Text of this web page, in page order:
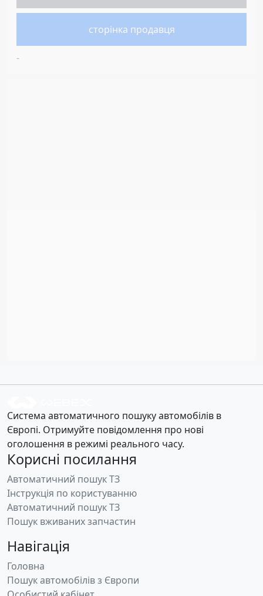
сторінка продавця
-
Система автоматичного пошуку автомобілів в
Європі. Отримуйте повідомлення про нові
оголошення в режимі реального часу.
Корисні посилання
Автоматичний пошук ТЗ
Інструкція по користуванню
Автоматичний пошук ТЗ
Пошук вживаних запчастин
Навігація
Головна
Пошук автомобілів з Європи